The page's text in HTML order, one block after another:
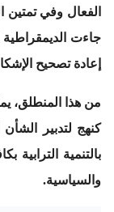
الفعال وفي تمتين
جاءت
إعادة تصحيح
من هذا المنطلق،
كنهج لتدبير
بالتنمية الترابية
والسياسية.